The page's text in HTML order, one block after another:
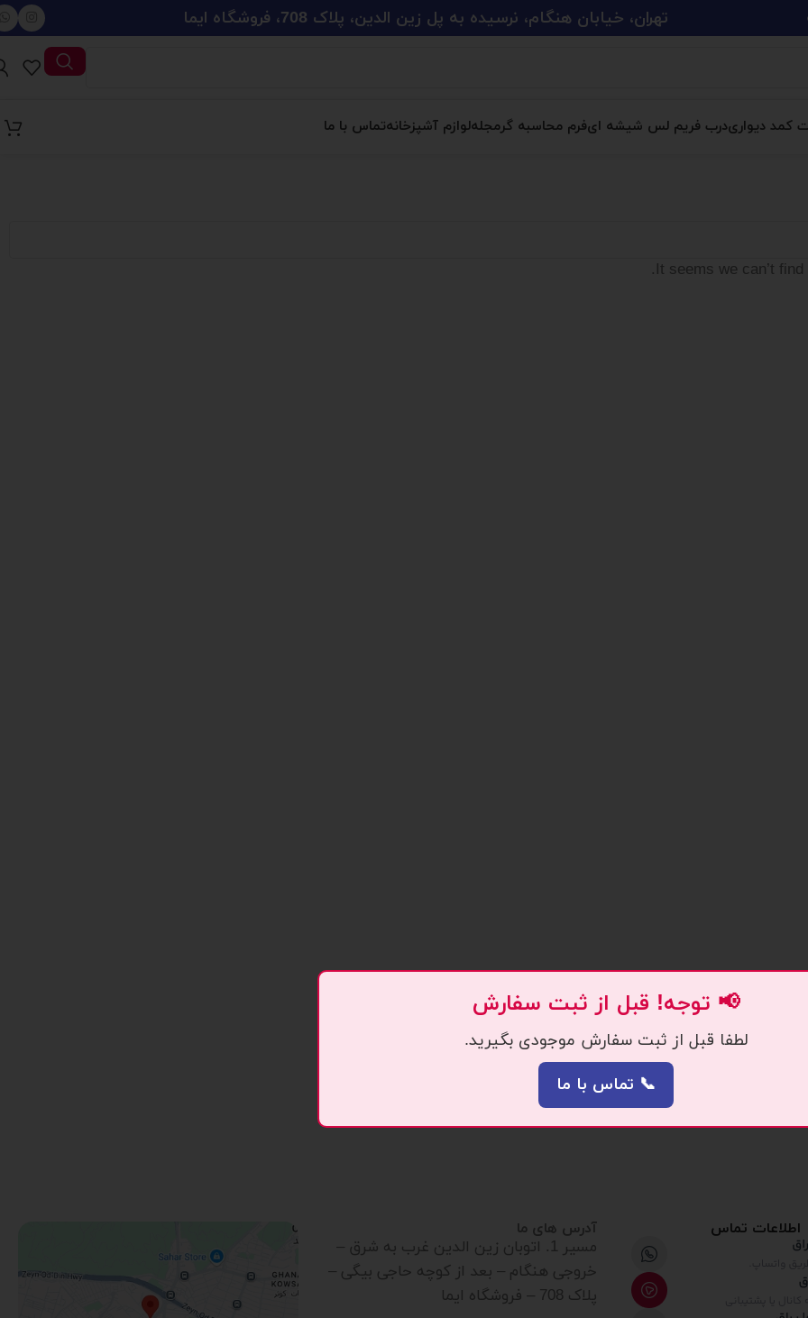
تهران، خیابان هنگام، نرسیده به پل زین الدین، پلاک 708، فروشگاه ایما
کمد دیواریدرب فریم لس شیشه ایفرم محاسبه گرمجلهلوازم آشپزخانهتماس با ما
It seems we can’t
اطلاعات تماس آدرس های ما
مسیر 1. اتوبان زین الدین غرب به شرق –
خروجی هنگام – بعد از کوچه حاجی بیگی –
پلاک 708 – فروشگاه ایما
📢 توجه! قبل از ثبت سفارش
لطفا قبل از ثبت سفارش موجودی بگیرید.
📞 تماس با ما